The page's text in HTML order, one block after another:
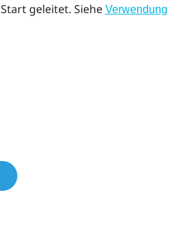
Start geleitet. Siehe Verwendung